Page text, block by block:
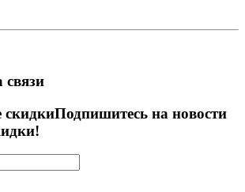
связи
Подпишитесь на новости